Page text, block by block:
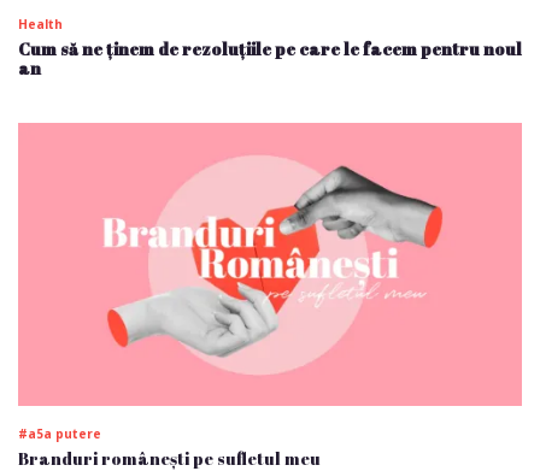
Health
Cum să ne ținem de rezoluțiile pe care le facem pentru noul
an
#a5a putere
Branduri românești pe sufletul meu